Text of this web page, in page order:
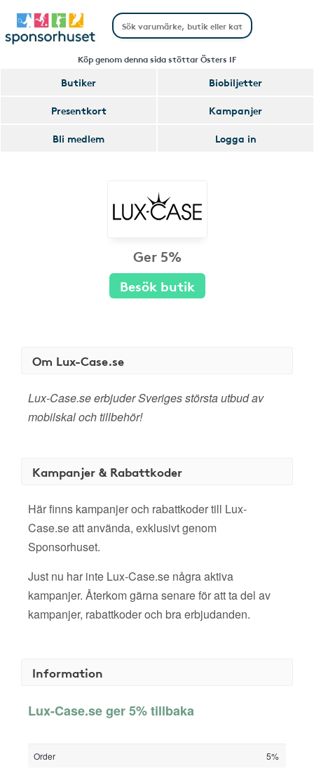
Köp genom denna sida stöttar Östers IF
Butiker
Biobiljetter
Presentkort
Kampanjer
Bli medlem
Logga in
Ger 5%
Besök butik
Om Lux-Case.se
Lux-Case.se erbjuder Sveriges största utbud av
mobilskal och tillbehör!
Kampanjer & Rabattkoder
Här finns kampanjer och rabattkoder till Lux-
Case.se att använda, exklusivt genom
Sponsorhuset.
Just nu har inte Lux-Case.se några aktiva
kampanjer. Återkom gärna senare för att ta del av
kampanjer, rabattkoder och bra erbjudanden.
Information
Lux-Case.se ger 5% tillbaka
Order 5%